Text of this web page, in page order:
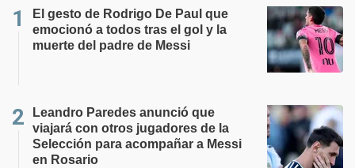
El gesto de Rodrigo De Paul que
emocionó a todos tras el gol y la
muerte del padre de Messi
Leandro Paredes anunció que
viajará con otros jugadores de la
Selección para acompañar a Messi
en Rosario